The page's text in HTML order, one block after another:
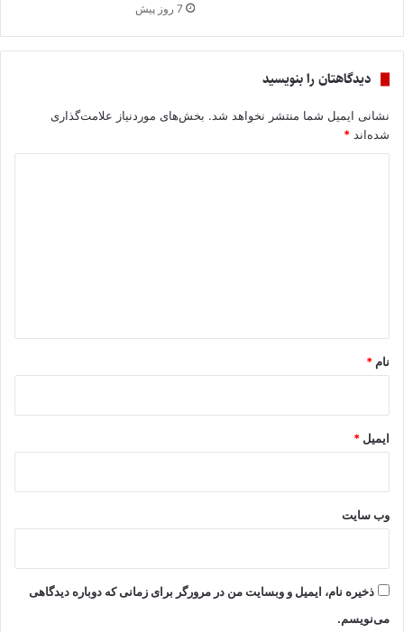
7 روز پیش
دیدگاهتان را بنویسید
نشانی ایمیل شما منتشر نخواهد شد. بخش‌های موردنیاز علامت‌گذاری
شده‌اند *
نام *
ایمیل *
وب‌ سایت
ذخیره نام، ایمیل و وبسایت من در مرورگر برای زمانی که دوباره دیدگاهی
می‌نویسم.